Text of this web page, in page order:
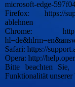
microsoft-edge-
Firefox: https://
ablehnen
Chrome: http://
Safari: https://
Opera: http://
Bitte beachten Sie,
Funktionalität unserer